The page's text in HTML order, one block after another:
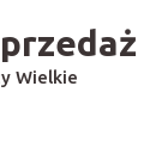
Wielkie